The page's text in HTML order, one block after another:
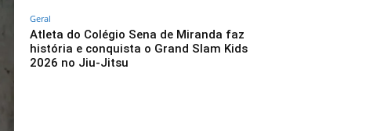
Geral
Atleta do Colégio Sena de Miranda faz
história e conquista o Grand Slam Kids
2026 no Jiu-Jitsu